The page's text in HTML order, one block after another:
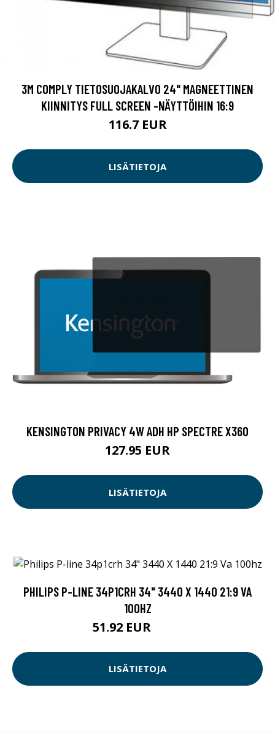
3M COMPLY TIETOSUOJAKALVO 24" MAGNEETTINEN
KIINNITYS FULL SCREEN -NÄYTTÖIHIN 16:9
116.7 EUR
LISÄTIETOJA
KENSINGTON PRIVACY 4W ADH HP SPECTRE X360
127.95 EUR
LISÄTIETOJA
PHILIPS P-LINE 34P1CRH 34" 3440 X 1440 21:9 VA
100HZ
51.92 EUR
LISÄTIETOJA